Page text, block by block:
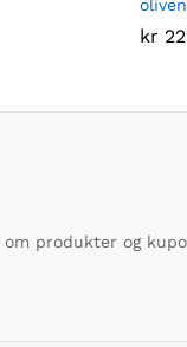
kr
kr
produkter og